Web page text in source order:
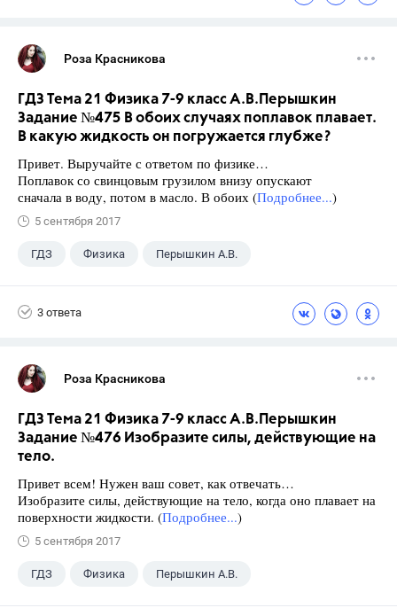
Роза Красникова
ГДЗ Тема 21 Физика 7-9 класс А.В.Перышкин
Задание №475 В обоих случаях поплавок плавает.
В какую жидкость он погружается глубже?
Привет. Выручайте с ответом по физике…
Поплавок со свинцовым грузилом внизу опускают
сначала в воду, потом в масло. В обоих (Подробнее...)
5 сентября 2017
ГДЗ Физика Перышкин А.В.
3 ответа
Роза Красникова
ГДЗ Тема 21 Физика 7-9 класс А.В.Перышкин
Задание №476 Изобразите силы, действующие на
тело.
Привет всем! Нужен ваш совет, как отвечать…
Изобразите силы, действующие на тело, когда оно плавает на
поверхности жидкости. (Подробнее...)
5 сентября 2017
ГДЗ Физика Перышкин А.В.